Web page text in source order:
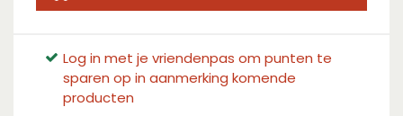
Log in met je vriendenpas om punten te
sparen op in aanmerking komende
producten